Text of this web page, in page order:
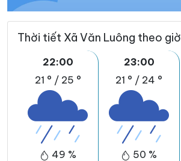
Thời tiết Xã Văn Luông theo giờ
22:00
21 ° / 25 °
49 %
23:00
21 ° / 24 °
50 %